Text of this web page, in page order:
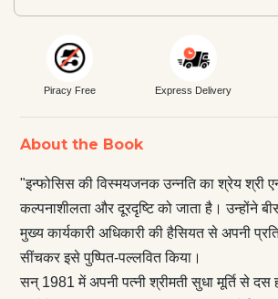
Piracy Free Express Delivery
About the Book
"इन्फोसिस की विस्मयजनक उन्नति का श्रेय श्री
कल्पनाशीलता और दूरदृष्‍ट‌ि को जाता है। उन्होंने
मुख्य कार्यकारी अधिकारी की हैसियत से अपनी
सींचकर इसे पुष्पित-पल्लवित किया।
सन् 1981 में अपनी पत्‍नी श्रीमती सुधा मूर्ति से